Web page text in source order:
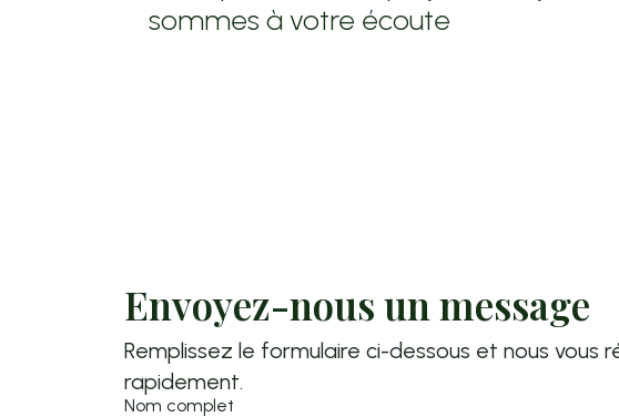
sommes à votre écoute
Envoyez-nous un message
Remplissez le formulaire ci-dessous et nous vous
rapidement.
Nom complet